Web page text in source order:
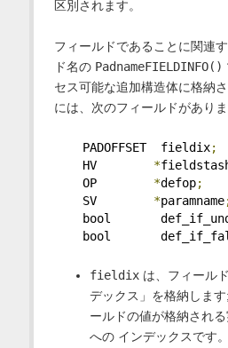
区別されます。
フィールドであることに関連
ド名の PadnameFIELDINFO()
セス可能な追加構造体に格納
には、次のフィールドがあり
PADOFFSET  fieldix;
HV *
OP *defop;
SV *paramname
bool
bool
fieldixは、フィール
デックス」を格納しま
ールドの値が格納され
への インデックスです